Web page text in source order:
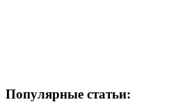
Популярные статьи: